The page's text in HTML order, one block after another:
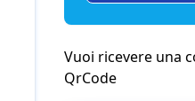
Vuoi ricevere una
QrCode